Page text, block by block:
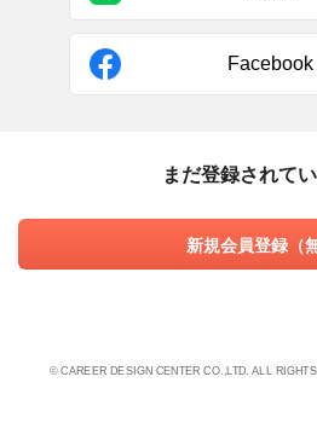
Facebook
まだ登録されて
新規会員登録（
© CAREER DESIGN CENTER CO.,LTD. ALL